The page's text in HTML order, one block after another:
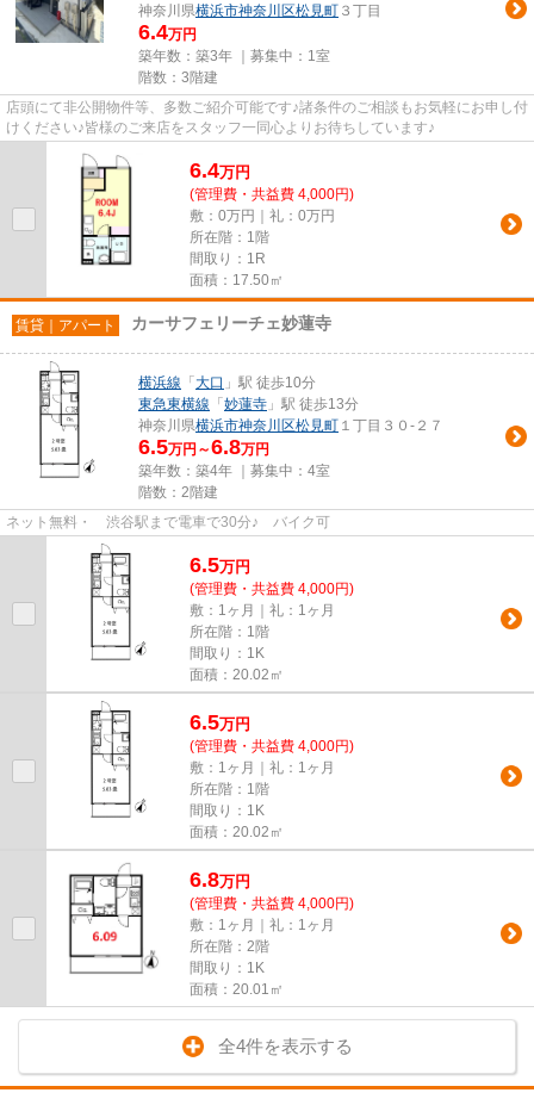
神奈川県横浜市神奈川区松見町 ３丁目
6.4万円
築年数：築3年 ｜募集中： 1室
階数：3階建
店頭にて非公開物件等、多数ご紹介可能です♪諸条件のご相談もお気軽にお申し付
けください♪皆様のご来店をスタッフ一同心よりお待ちしています♪
6.4万円
(管理費・共益費 4,000円)
敷：0万円｜礼：0万円
所在階：1階
間取り：1R
面積：17.50㎡
賃貸｜アパート カーサフェリーチェ妙蓮寺
横浜線 「 大口 」駅 徒歩10分
東急東横線 「 妙蓮寺 」駅 徒歩13分
神奈川県横浜市神奈川区松見町 １丁目３０-２７
6.5万円～6.8万円
築年数：築4年 ｜募集中： 4室
階数：2階建
ネット無料・ 渋谷駅まで電車で30分♪ バイク可
6.5万円
(管理費・共益費 4,000円)
敷：1ヶ月｜礼：1ヶ月
所在階：1階
間取り：1K
面積：20.02㎡
6.5万円
(管理費・共益費 4,000円)
敷：1ヶ月｜礼：1ヶ月
所在階：1階
間取り：1K
面積：20.02㎡
6.8万円
(管理費・共益費 4,000円)
敷：1ヶ月｜礼：1ヶ月
所在階：2階
間取り：1K
面積：20.01㎡
全4件を表示する